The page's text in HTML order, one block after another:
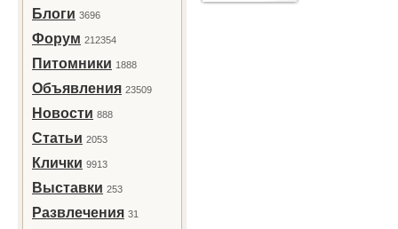
Блоги 3696
Форум 212354
Питомники 1888
Объявления 23509
Новости 888
Статьи 2053
Клички 9913
Выставки 253
Развлечения 31